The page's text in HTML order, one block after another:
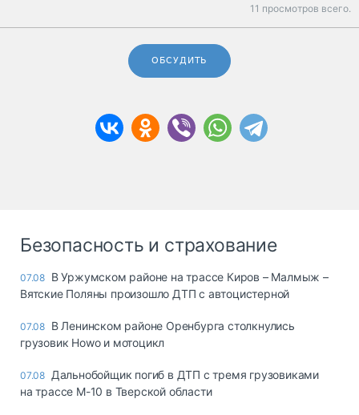
11 просмотров всего.
ОБСУДИТЬ
Безопасность и страхование
07.08 В Уржумском районе на трассе Киров – Малмыж –
Вятские Поляны произошло ДТП с автоцистерной
07.08 В Ленинском районе Оренбурга столкнулись
грузовик Howo и мотоцикл
07.08 Дальнобойщик погиб в ДТП с тремя грузовиками
на трассе М-10 в Тверской области